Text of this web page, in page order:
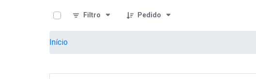
teste descricaoFiltro
Pedido
Início